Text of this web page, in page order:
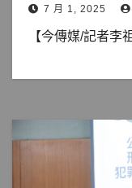
7 月 1, 2025
【今傳媒/記者李